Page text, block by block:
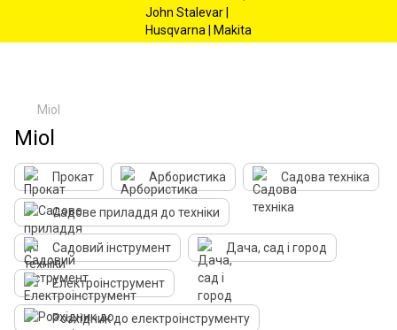
Miol
Miol
Прокат Арбористика Садова техніка
Садове приладдя до техніки
Садовий інструмент Дача, сад і город
Електроінструмент
Розхідник до електроінструменту